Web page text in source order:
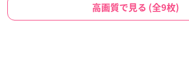
高画質で見る (全9枚)